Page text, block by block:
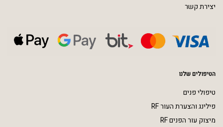
יצירת קשר
הטיפולים שלנו
טיפולי פנים
פילינג והצערת העור RF
מיצוק עור הפנים RF